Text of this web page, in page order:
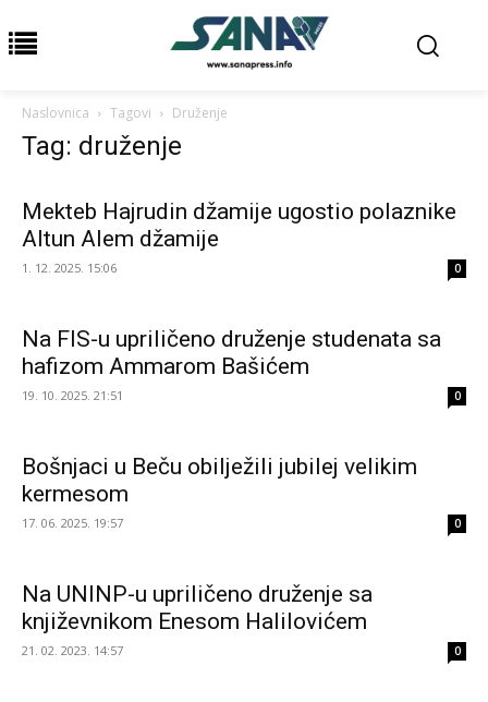
Naslovnica Tagovi Druženje
Tag: druženje
Mekteb Hajrudin džamije ugostio polaznike
Altun Alem džamije
1. 12. 2025. 15:06 0
Na FIS-u upriličeno druženje studenata sa
hafizom Ammarom Bašićem
19. 10. 2025. 21:51 0
Bošnjaci u Beču obilježili jubilej velikim
kermesom
17. 06. 2025. 19:57 0
Na UNINP-u upriličeno druženje sa
književnikom Enesom Halilovićem
21. 02. 2023. 14:57 0